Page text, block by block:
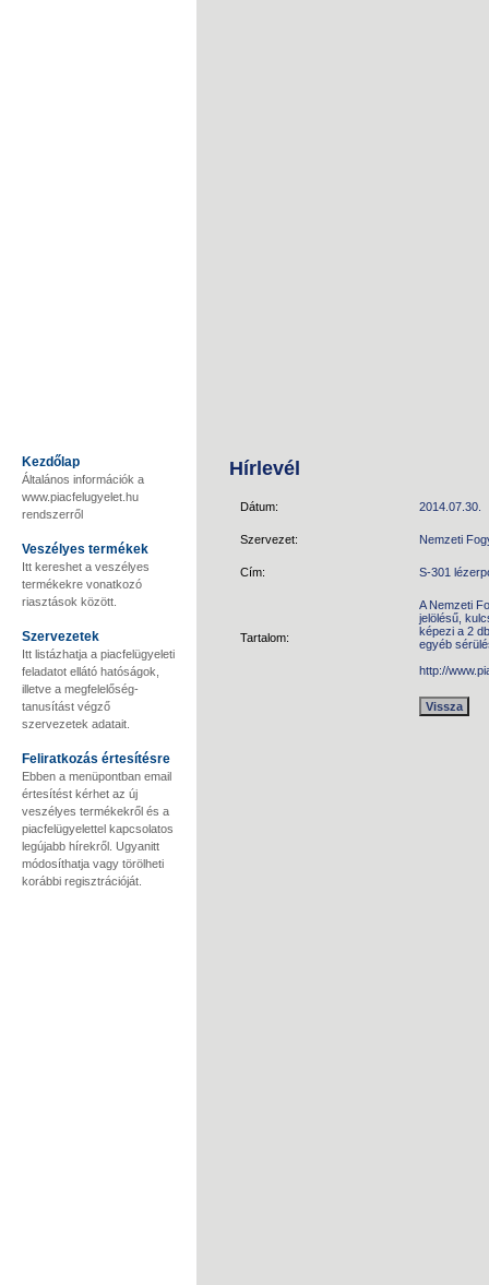
Kezdőlap
Általános információk a
www.piacfelugyelet.hu
rendszerről
Veszélyes termékek
Itt kereshet a veszélyes
termékekre vonatkozó
riasztások között.
Szervezetek
Itt listázhatja a piacfelügyeleti
feladatot ellátó hatóságok,
illetve a megfelelőség-
tanusítást végző
szervezetek adatait.
Feliratkozás értesítésre
Ebben a menüpontban email
értesítést kérhet az új
veszélyes termékekről és a
piacfelügyelettel kapcsolatos
legújabb hírekről. Ugyanitt
módosíthatja vagy törölheti
korábbi regisztrációját.
Hírlevél
Dátum: 2014.07.30.
Szervezet: Nemzeti
Cím: S-301
Tartalom:
A Nemzeti
jelölésű,
képezi a 2
egyéb
http://